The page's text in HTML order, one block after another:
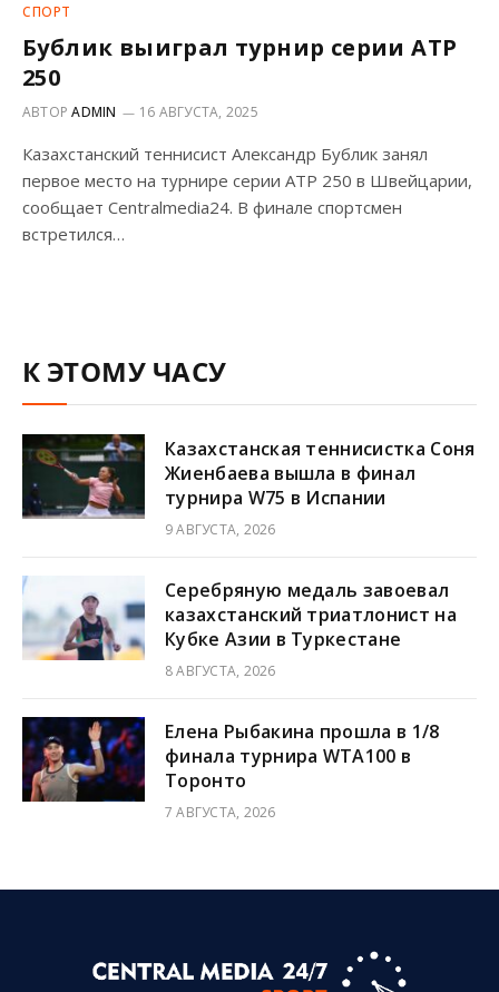
СПОРТ
Бублик выиграл турнир серии ATP
250
АВТОРADMIN 16 АВГУСТА, 2025
Казахстанский теннисист Александр Бублик занял
первое место на турнире серии ATP 250 в Швейцарии,
сообщает Centralmedia24. В финале спортсмен
встретился…
К ЭТОМУ ЧАСУ
Казахстанская теннисистка Соня
Жиенбаева вышла в финал
турнира W75 в Испании
9 АВГУСТА, 2026
Серебряную медаль завоевал
казахстанский триатлонист на
Кубке Азии в Туркестане
8 АВГУСТА, 2026
Елена Рыбакина прошла в 1/8
финала турнира WTA100 в
Торонто
7 АВГУСТА, 2026